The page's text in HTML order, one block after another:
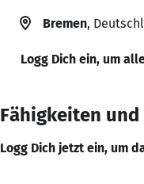
Bremen,
Logg Dich ein, um
Fähigkeiten
Logg Dich jetzt ein, um